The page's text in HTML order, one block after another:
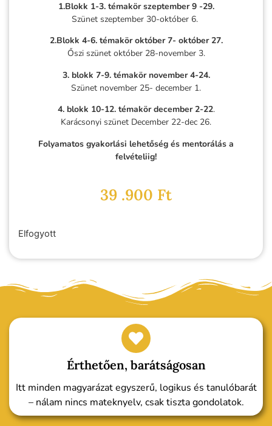
1.Blokk 1-3. témakör szeptember 9 -29.
Szünet szeptember 30-október 6.
2.Blokk 4-6. témakör október 7- október 27.
Őszi szünet október 28-november 3.
3. blokk 7-9. témakör november 4-24.
Szünet november 25- december 1.
4. blokk 10-12. témakör december 2-22.
Karácsonyi szünet December 22-dec 26.
Folyamatos gyakorlási lehetőség és mentorálás a
felvételiig!
39 .900 Ft
Elfogyott
Érthetően, barátságosan
Itt minden magyarázat egyszerű, logikus és tanulóbarát
– nálam nincs mateknyelv, csak tiszta gondolatok.